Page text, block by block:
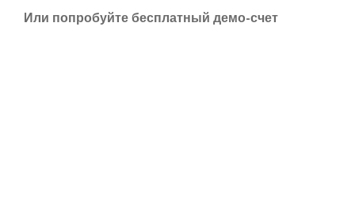
Или попробуйте бесплатный демо-счет